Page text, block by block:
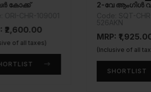
all taxes)
2-വേ ആംഗിൾ വാൽവ്
MRP: ₹1,925.00
(Inclusive of all taxes)
SHORTLIST